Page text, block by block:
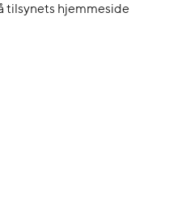
tilsynets hjemmeside